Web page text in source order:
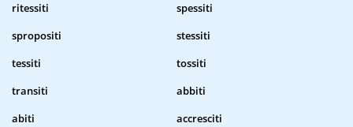
ritessiti
spessiti
spropositi
stessiti
tessiti
tossiti
transiti
abbiti
abiti
accresciti